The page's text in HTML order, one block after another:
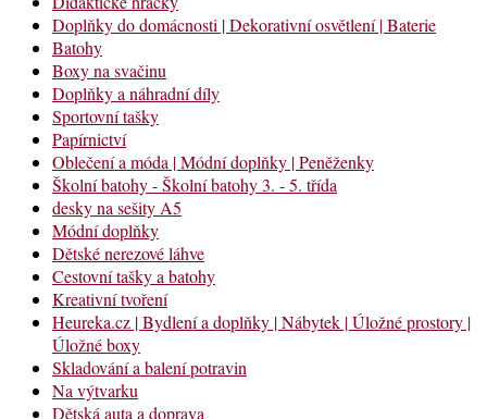
Doplňky do domácnosti | Dekorativní osvětlení | Baterie
Batohy
Boxy na svačinu
Doplňky a náhradní díly
Sportovní tašky
Papírnictví
Oblečení a móda | Módní doplňky | Peněženky
Školní batohy - Školní batohy 3. - 5. třída
desky na sešity A5
Módní doplňky
Dětské nerezové láhve
Cestovní tašky a batohy
Kreativní tvoření
Heureka.cz | Bydlení a doplňky | Nábytek | Úložné prostory |
Úložné boxy
Skladování a balení potravin
Na výtvarku
Dětská auta a doprava